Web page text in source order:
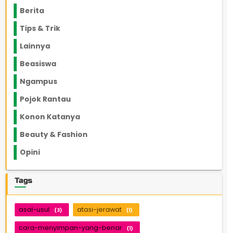
Berita
Tips & Trik
Lainnya
Beasiswa
Ngampus
Pojok Rantau
Konon Katanya
Beauty & Fashion
Opini
Tags
asal-usul (3) atasi-jerawat (1)
cara-menyimpan-yang-benar (1)